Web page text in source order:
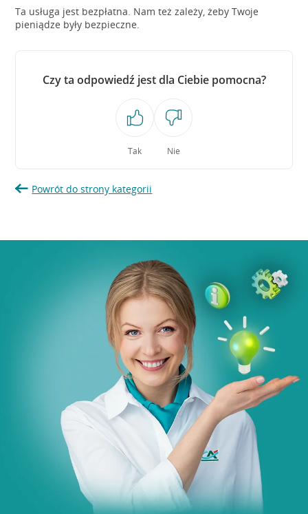
Ta usługa jest bezpłatna. Nam też zależy, żeby Twoje
pieniądze były bezpieczne.
Czy ta odpowiedź jest dla Ciebie pomocna?
Tak Nie
Powrót do strony kategorii